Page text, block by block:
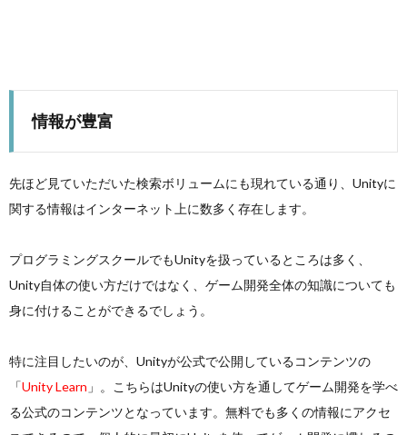
情報が豊富
先ほど見ていただいた検索ボリュームにも現れている通り、Unityに
関する情報はインターネット上に数多く存在します。
プログラミングスクールでもUnityを扱っているところは多く、
Unity自体の使い方だけではなく、ゲーム開発全体の知識についても
身に付けることができるでしょう。
特に注目したいのが、Unityが公式で公開しているコンテンツの
「Unity Learn 」。こちらはUnityの使い方を通してゲーム開発を学べ
る公式のコンテンツとなっています。無料でも多くの情報にアクセ